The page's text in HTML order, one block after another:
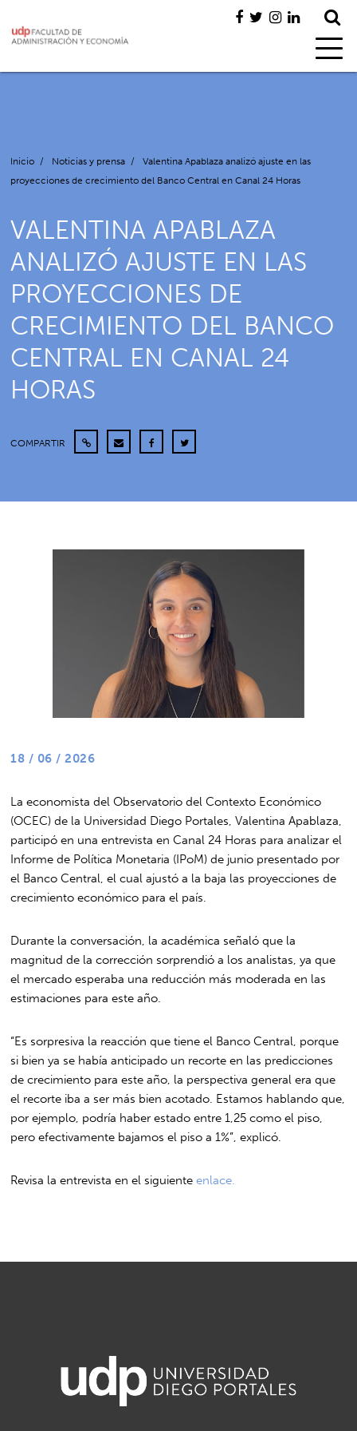
Inicio / Noticias y prensa /
Valentina Apablaza analizó ajuste en las
proyecciones de crecimiento del Banco Central en Canal 24 Horas
VALENTINA APABLAZA
ANALIZÓ AJUSTE EN LAS
PROYECCIONES DE
CRECIMIENTO DEL BANCO
CENTRAL EN CANAL 24
HORAS
COMPARTIR
18 / 06 / 2026
La economista del Observatorio del Contexto Económico
(OCEC) de la Universidad Diego Portales, Valentina Apablaza,
participó en una entrevista en Canal 24 Horas para analizar el
Informe de Política Monetaria (IPoM) de junio presentado por
el Banco Central, el cual ajustó a la baja las proyecciones de
crecimiento económico para el país.
Durante la conversación, la académica señaló que la
magnitud de la corrección sorprendió a los analistas, ya que
el mercado esperaba una reducción más moderada en las
estimaciones para este año.
“Es sorpresiva la reacción que tiene el Banco Central, porque
si bien ya se había anticipado un recorte en las predicciones
de crecimiento para este año, la perspectiva general era que
el recorte iba a ser más bien acotado. Estamos hablando que,
por ejemplo, podría haber estado entre 1,25 como el piso,
pero efectivamente bajamos el piso a 1%”, explicó.
Revisa la entrevista en el siguienteenlace.